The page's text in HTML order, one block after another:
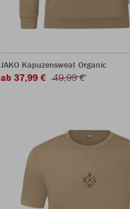
JAKO Kapuzensweat Organic
ab 37,99 € 49,99 €